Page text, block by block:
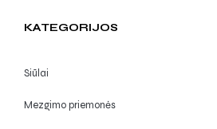
KATEGORIJOS
Siūlai
Mezgimo priemonės